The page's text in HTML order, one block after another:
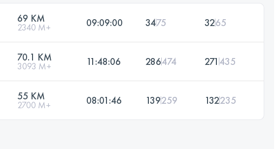
69 KM
2340 M+ 09:09:00 3475 3265
70.1 KM
3093 M+ 11:48:06 286474 271 435
55 KM
2700 M+ 08:01:46 139259 132235